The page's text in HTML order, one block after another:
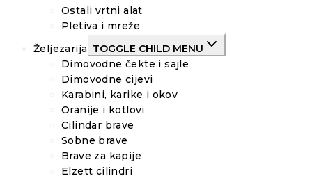
Ostali vrtni alat
Pletiva i mreže
Željezarija TOGGLE CHILD MENU
Dimovodne čekte i sajle
Dimovodne cijevi
Karabini, karike i okov
Oranije i kotlovi
Cilindar brave
Sobne brave
Brave za kapije
Elzett cilindri